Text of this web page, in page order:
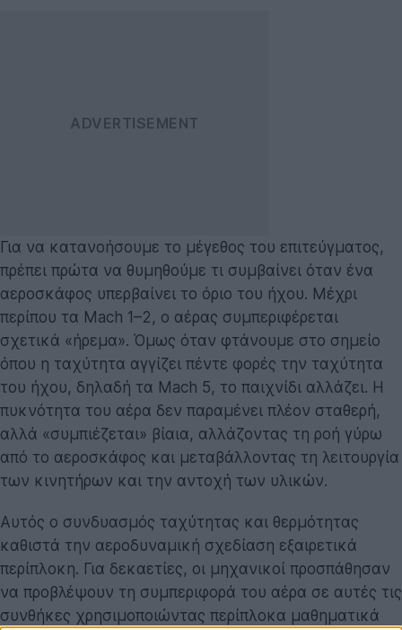
Για να κατανοήσουμε το μέγεθος του επιτεύγματος,
πρέπει πρώτα να θυμηθούμε τι συμβαίνει όταν ένα
αεροσκάφος υπερβαίνει το όριο του ήχου. Μέχρι
περίπου τα Mach 1–2, ο αέρας συμπεριφέρεται
σχετικά «ήρεμα». Όμως όταν φτάνουμε στο σημείο
όπου η ταχύτητα αγγίζει πέντε φορές την ταχύτητα
του ήχου, δηλαδή τα Mach 5, το παιχνίδι αλλάζει. Η
πυκνότητα του αέρα δεν παραμένει πλέον σταθερή,
αλλά «συμπιέζεται» βίαια, αλλάζοντας τη ροή γύρω
από το αεροσκάφος και μεταβάλλοντας τη λειτουργία
των κινητήρων και την αντοχή των υλικών.
Αυτός ο συνδυασμός ταχύτητας και θερμότητας
καθιστά την αεροδυναμική σχεδίαση εξαιρετικά
περίπλοκη. Για δεκαετίες, οι μηχανικοί προσπάθησαν
να προβλέψουν τη συμπεριφορά του αέρα σε αυτές τις
συνθήκες χρησιμοποιώντας περίπλοκα μαθηματικά